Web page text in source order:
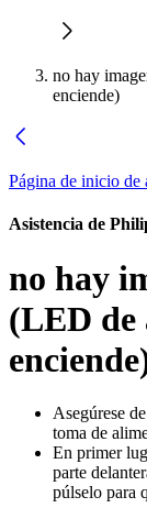
no hay
enciende)
Página de inicio de
Asistencia de
no hay
(LED de
Asegúrese
toma de
En primer
parte
púlselo para